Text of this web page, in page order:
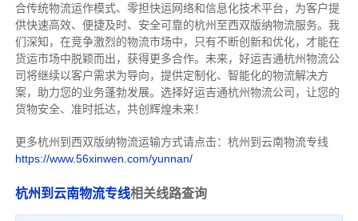
合传统物流运作模式、零担快运网络和信息化技术平台，为客户提
供快速高效、便捷及时、安全可靠的杭州至西双版纳物流服务。 我
们深知，在竞争激烈的物流市场中，只有不断创新和优化，才能在
货运市场中脱颖而出，获得更多合作。 未来，好运吉通杭州物流公
司将继续以客户需求为导向，提供定制化、智能化的物流解决方
案，助力您的业务蓬勃发展。选择好运吉通杭州物流公司，让您的
货物安全、准时抵达，共创辉煌未来！
更多杭州到西双版纳物流运输方式请点击：杭州到云南物流专线
https://www.56xinwen.com/yunnan/
杭州到云南物流专线相关线路查询